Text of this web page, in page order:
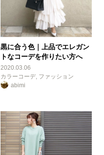
黒に合う色｜上品でエレガン
トなコーデを作りたい方へ
2020.03.06
カラーコーデ, ファッション
abimi